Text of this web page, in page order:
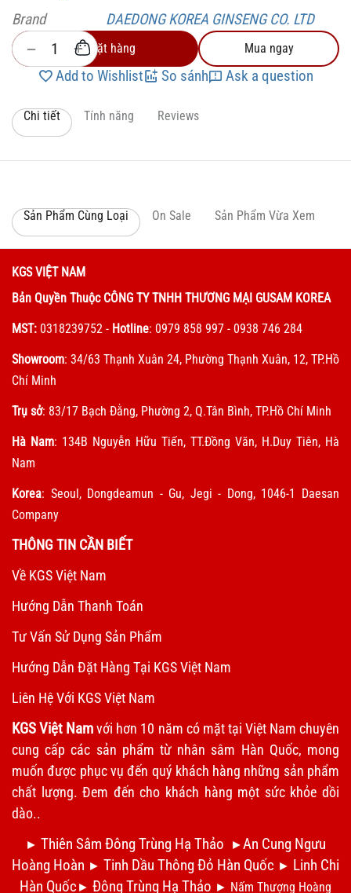
Brand
DAEDONG KOREA GINSENG CO. LTD
+
− Đặt hàng Mua ngay
Add to Wishlist So sánh Ask a question
Chi tiết Tính năng Reviews
Sản Phẩm Cùng Loại On Sale Sản Phẩm Vừa Xem
KGS VIỆT NAM
Bản Quyền Thuộc CÔNG TY TNHH THƯƠNG MẠI GUSAM KOREA
MST: 0318239752 - Hotline: 0979 858 997 - 0938 746 284
Showroom: 34/63 Thạnh Xuân 24, Phường Thạnh Xuân, 12, TP.Hồ
Chí Minh
Trụ sở: 83/17 Bạch Đằng, Phường 2, Q.Tân Bình, TP.Hồ Chí Minh
Hà Nam: 134B Nguyễn Hữu Tiến, TT.Đồng Văn, H.Duy Tiên, Hà
Nam
Korea: Seoul, Dongdeamun - Gu, Jegi - Dong, 1046-1 Daesan
Company
THÔNG TIN CẦN BIẾT
Về KGS Việt Nam
Hướng Dẫn Thanh Toán
Tư Vấn Sử Dụng Sản Phẩm
Hướng Dẫn Đặt Hàng Tại KGS Việt Nam
Liên Hệ Với KGS Việt Nam
KGS Việt Namvới hơn 10 năm có mặt tại Việt Nam chuyên
cung cấp các sản phẩm từ nhân sâm Hàn Quốc, mong
muốn được phục vụ đến quý khách hàng những sản phẩm
chất lượng. Đem đến cho khách hàng một sức khỏe dồi
dào..
► Thiên Sâm Đông Trùng Hạ Thảo ►An Cung Ngưu
Hoàng Hoàn ► Tinh Dầu Thông Đỏ Hàn Quốc ► Linh Chi
Hàn Quốc ► Đông Trùng Hạ Thảo ► Nấm Thượng Hoàng